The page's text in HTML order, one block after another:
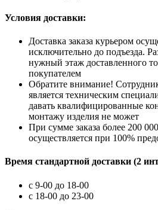
Условия доставки:
Доставка заказа курьером
исключительно до подъезда.
нужный этаж доставленного
покупателем
Обратите внимание!
является техническим
давать квалифицированные
монтажу изделия не может
При сумме заказа более 200
осуществляется при 100%
Время стандартной доставки (2
c 9-00 до 18-00
с 18-00 до 23-00